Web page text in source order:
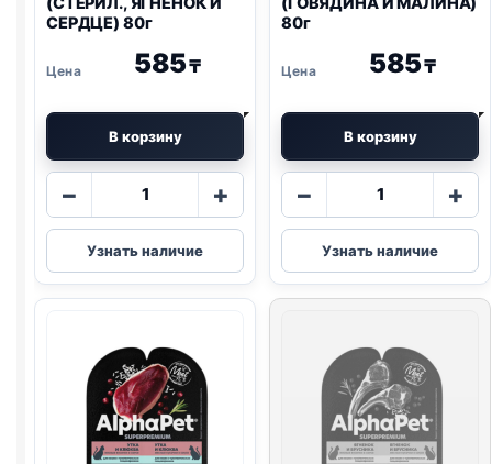
СЕРДЦЕ) 80г
585₸
В корзину
−
Количество
AlphaPet
влаж.
(СТЕРИЛ.,
СЕРДЦЕ)
80г
+
Узнать наличие
80г
585₸
В корзину
−
Количество
AlphaPet
влаж.
(ГОВЯДИНА
80г
+
Узнать наличие